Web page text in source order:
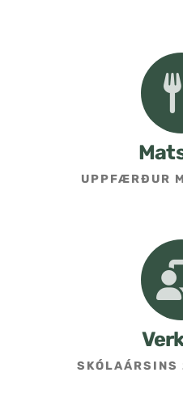
UPPFÆRÐUR